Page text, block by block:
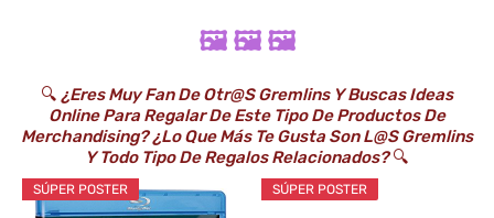
🖼️ 🖼️ 🖼️
🔍 ¿Eres Muy Fan De Otr@s Gremlins Y Buscas Ideas
Online Para Regalar De Este Tipo De Productos De
Merchandising? ¿Lo Que Más Te Gusta Son L@s Gremlins
Y Todo Tipo De Regalos Relacionados?🔍
SÚPER POSTER SÚPER POSTER